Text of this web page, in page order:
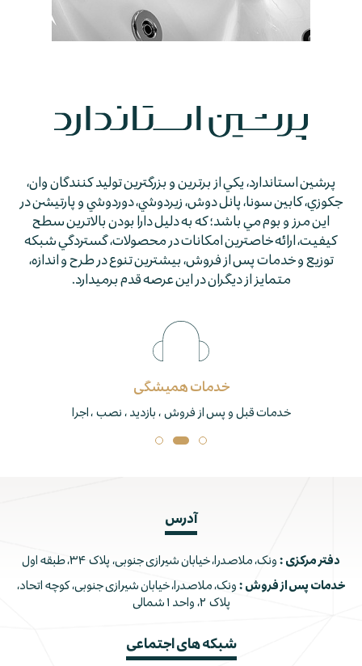
پرشين استاندارد، يكي از برترين و بزرگترين توليد كنندگان وان،
جكوزي، كابين سونا، پانل دوش، زيردوشي، دوردوشي و پارتيشن در
اين مرز و بوم مي باشد؛ كه به دليل دارا بودن بالاترين سطح
كيفيت، ارائه خاصترين امكانات در محصولات، گستردگي شبكه
توزيع و خدمات پس از فروش، بيشترين تنوع در طرح و اندازه،
متمايز از ديگران در اين عرصه قدم برمي­دارد.
خدمات همیشگی
خدمات قبل و پس از فروش ، بازدید ، نصب ، اجرا
آدرس
دفتر مرکزی : ونک، ملاصدرا، خیابان شیرازی جنوبی، پلاک ۳۴، طبقه اول
خدمات پس از فروش : ونک، ملاصدرا، خیابان شیرازی جنوبی، کوچه اتحاد،
پلاک ۲، واحد ۱ شمالی
شبکه های اجتماعی